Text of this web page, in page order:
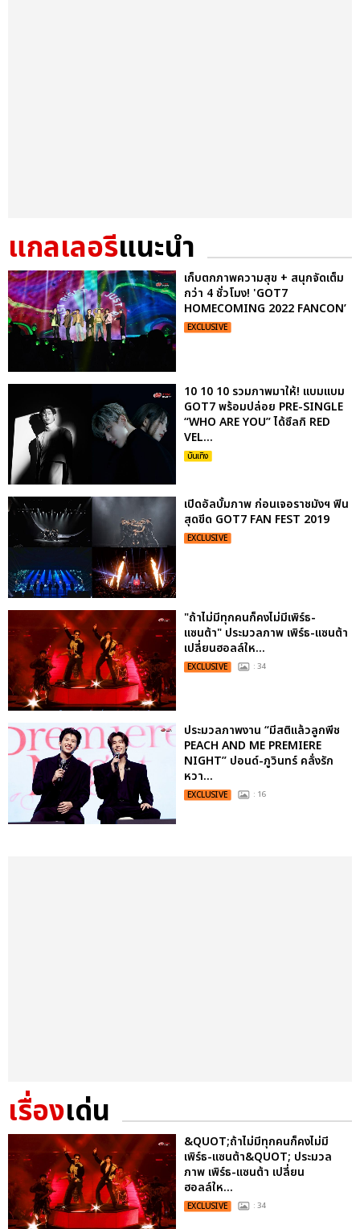
แกลเลอรีแนะนำ
เก็บตกภาพความสุข + สนุกจัดเต็ม
กว่า 4 ชั่วโมง! 'GOT7
HOMECOMING 2022 FANCON’
EXCLUSIVE
10 10 10 รวมภาพมาให้! แบมแบม
GOT7 พร้อมปล่อย PRE-SINGLE
“WHO ARE YOU” ได้ซึลกิ RED
VEL...
บันเทิง
เปิดอัลบั้มภาพ ก่อนเจอราชมังฯ ฟิน
สุดขีด GOT7 FAN FEST 2019
EXCLUSIVE
"ถ้าไม่มีทุกคนก็คงไม่มีเพิร์ธ-
แซนต้า" ประมวลภาพ เพิร์ธ-แซนต้า
เปลี่ยนฮอลล์ให...
EXCLUSIVE : 34
ประมวลภาพงาน “มีสติแล้วลูกพีช
PEACH AND ME PREMIERE
NIGHT” ปอนด์-ภูวินทร์ คลั่งรัก
หวา...
EXCLUSIVE : 16
เรื่องเด่น
&QUOT;ถ้าไม่มีทุกคนก็คงไม่มี
เพิร์ธ-แซนต้า&QUOT; ประมวล
ภาพ เพิร์ธ-แซนต้า เปลี่ยน
ฮอลล์ให...
EXCLUSIVE : 34